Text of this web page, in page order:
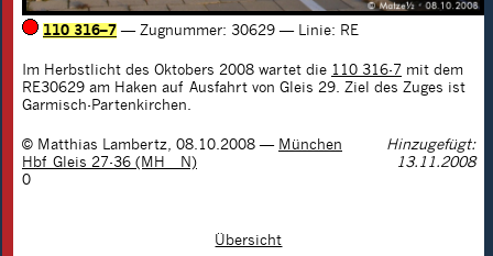
110 316–7 — Zugnummer: 30629 — Linie: RE
Im Herbstlicht des Oktobers 2008 wartet die 110 316-7 mit dem
RE30629 am Haken auf Ausfahrt von Gleis 29. Ziel des Zuges ist
Garmisch-Partenkirchen.
© Matthias Lambertz 08.10.2008 — München
Hbf Gleis 27-36 (MH__N)
Hinzugefügt:
13.11.2008
0
Übersicht